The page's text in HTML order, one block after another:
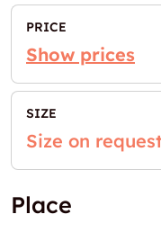
PRICE
Show prices
SIZE
Size on
Place